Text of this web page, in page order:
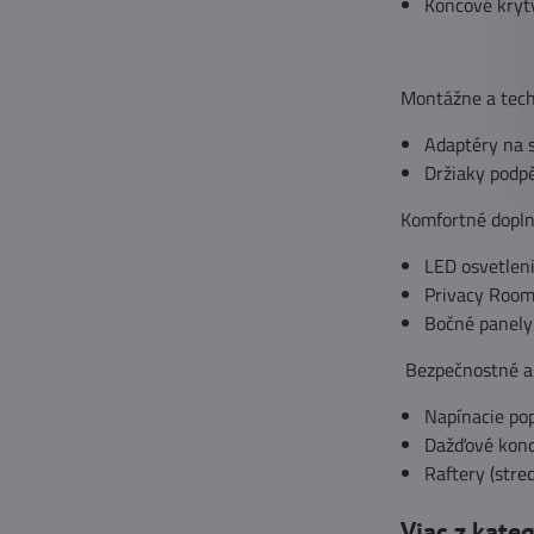
Montážne a
Adaptéry na
Držiaky
Komfortné
LED
Privacy
Bočné
Bezpečnostné
Napínacie
Dažďové
Raftery